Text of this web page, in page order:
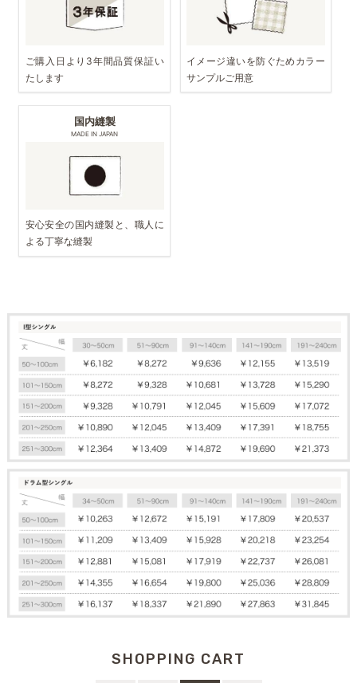
ご購入日より3年間品質保証い
たします
イメージ違いを防ぐためカラー
サンプルご用意
国内縫製
MADE IN JAPAN
安心安全の国内縫製と、職人に
よる丁寧な縫製
SHOPPING CART